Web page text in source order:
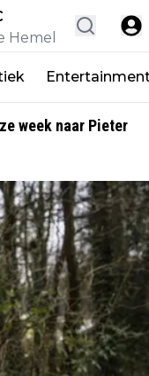
Hemel
week naar Pieter